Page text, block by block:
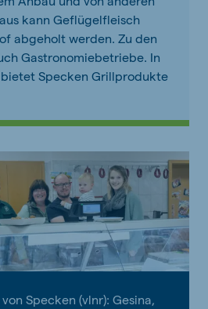
kann Geflügelfleisch
abgeholt werden. Zu den
Gastronomiebetriebe. In
Specken Grillprodukte
Specken (vlnr): Gesina,